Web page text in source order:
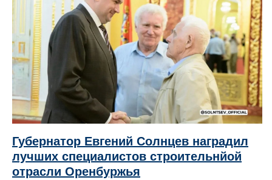
Губернатор Евгений Солнцев наградил
лучших специалистов строительнйой
отрасли Оренбуржья